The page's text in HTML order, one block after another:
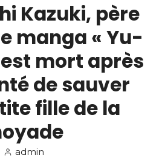
Kazuki, père
manga « Yu-
mort après
de sauver
fille de la
admin